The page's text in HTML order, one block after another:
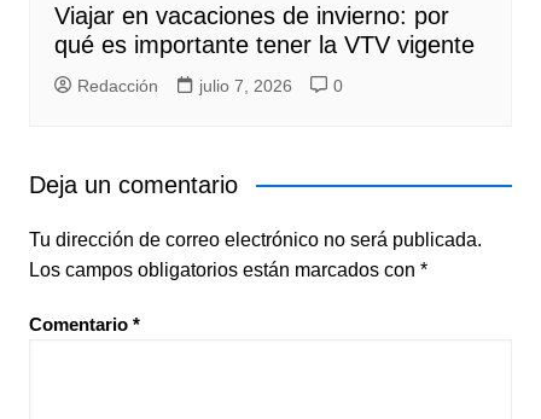
Viajar en vacaciones de invierno: por
qué es importante tener la VTV vigente
Redacción julio 7, 2026 0
Deja un comentario
Tu dirección de correo electrónico no será publicada.
Los campos obligatorios están marcados con *
Comentario *